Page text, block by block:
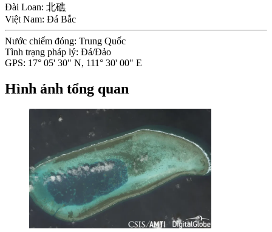
Đài Loan: 北礁
Việt Nam: Đá Bắc
Nước chiếm đóng: Trung Quốc
Tình trạng pháp lý: Đá/Đảo
GPS: 17° 05' 30" N, 111° 30' 00" E
Hình ảnh tổng quan